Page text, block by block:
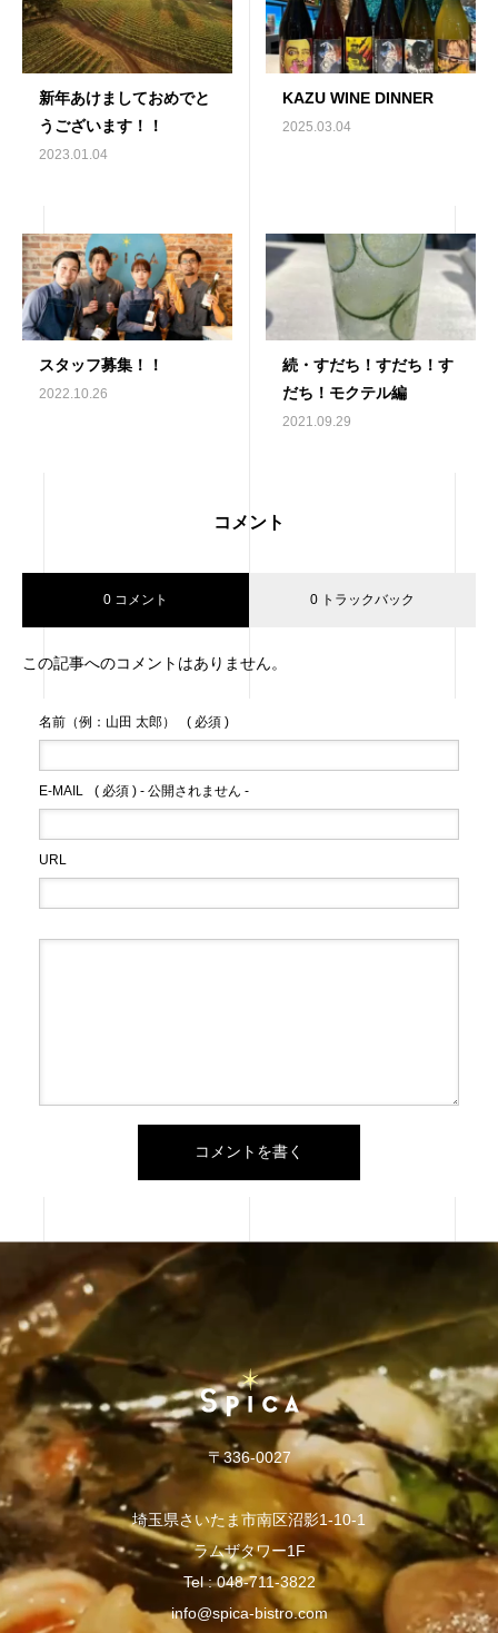
新年あけましておめでと
うございます！！
2023.01.04
KAZU WINE DINNER
2025.03.04
スタッフ募集！！
2022.10.26
続・すだち！すだち！す
だち！モクテル編
2021.09.29
コメント
0 コメント 0 トラックバック
この記事へのコメントはありません。
名前（例：山田 太郎） ( 必須 )
E-MAIL ( 必須 ) - 公開されません -
URL
〒336-0027
埼玉県さいたま市南区沼影1-10-1
ラムザタワー1F
Tel :048-711-3822
info@spica-bistro.com